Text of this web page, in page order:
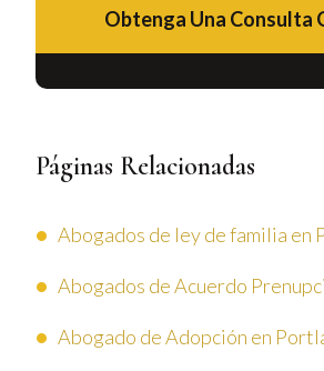
Obtenga Una Consulta
Páginas Relacionadas
Abogados de ley de familia en
Abogados de Acuerdo
Abogado de Adopción en